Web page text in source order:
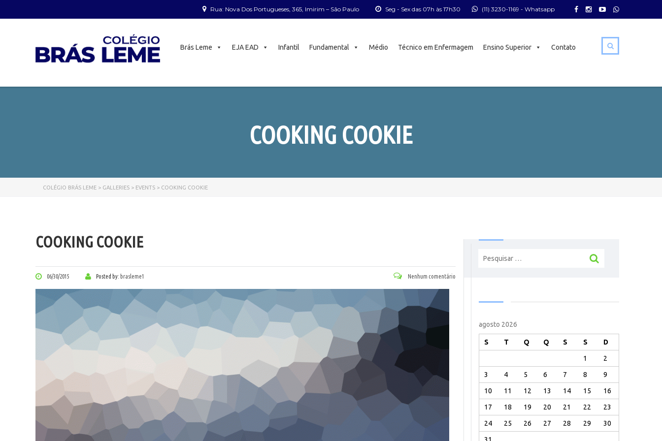
Seg - Sex das 07h às 17h30 (11) 3230-1169 - Whatsapp
Rua: Nova Dos Portugueses, 365, Imirim – São Paulo
Brás Leme EJA EAD Infantil Fundamental Médio Técnico em Enfermagem Ensino Superior Contato
COOKING COOKIE
COLÉGIO BRÁS LEME > GALLERIES > EVENTS > COOKING COOKIE
COOKING COOKIE
06/30/2015 Posted by: brasleme1 Nenhum comentário
Pesquisar
agosto 2026
S T Q Q S S D
1 2
3 4 5 6 7 8 9
10 11 12 13 14 15 16
17 18 19 20 21 22 23
24 25 26 27 28 29 30